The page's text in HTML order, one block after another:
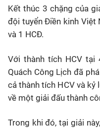
Bóng đá
Thể thao Điện tử
Các môn khác
VIDEO
Kết thúc 3 chặng của
đội tuyển Điền kinh Việt
và 1 HCĐ.
Với thành tích HCV
Quách Công Lịch đã
cả thành tích HCV và kỷ
về một giải đấu thành
Trong khi đó, tại giải